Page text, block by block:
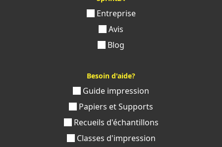
Entreprise
Avis
Blog
Besoin d'aide?
Guide impression
Papiers et Supports
Recueils d'échantillons
Classes d'impression